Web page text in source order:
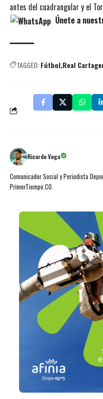
antes del cuadrangular y el
Únete a
TAGGED:Fútbol Real
Ricardo Vega
Comunicador Social y Periodista
PrimerTiempo.CO.